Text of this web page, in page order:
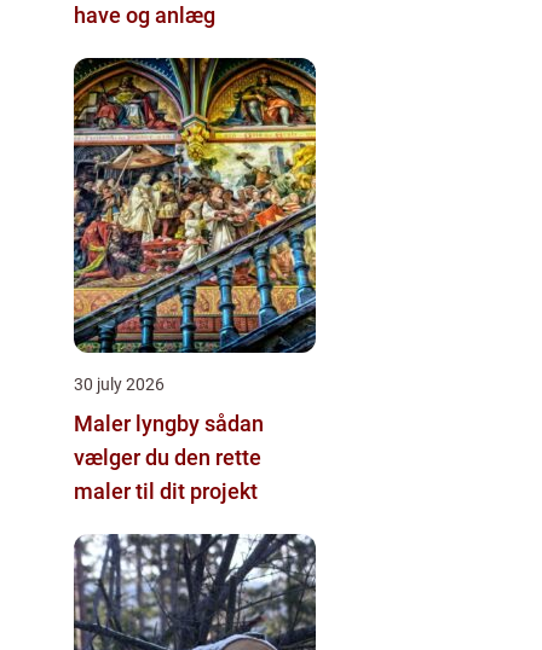
have og anlæg
30 july 2026
Maler lyngby sådan
vælger du den rette
maler til dit projekt